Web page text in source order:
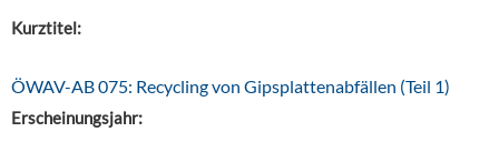
Kurztitel:
ÖWAV-AB 075: Recycling von Gipsplattenabfällen (Teil 1)
Erscheinungsjahr: